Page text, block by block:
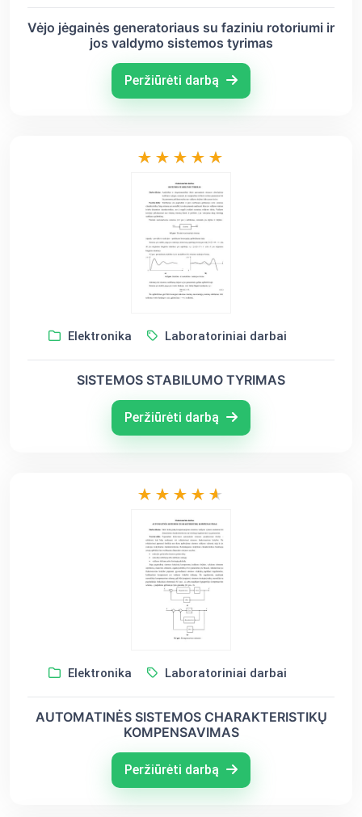
Vėjo jėgainės generatoriaus su faziniu rotoriumi ir
jos valdymo sistemos tyrimas
Peržiūrėti darbą
Elektronika Laboratoriniai darbai
SISTEMOS STABILUMO TYRIMAS
Peržiūrėti darbą
Elektronika Laboratoriniai darbai
AUTOMATINĖS SISTEMOS CHARAKTERISTIKŲ
KOMPENSAVIMAS
Peržiūrėti darbą